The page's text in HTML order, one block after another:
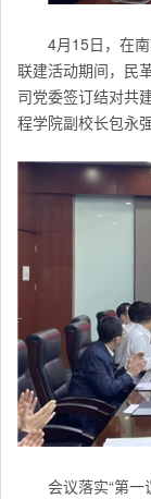
4月15日，在
联建活动期间，民
司党委签订结对共
程学院副校长包永
会议落实“第